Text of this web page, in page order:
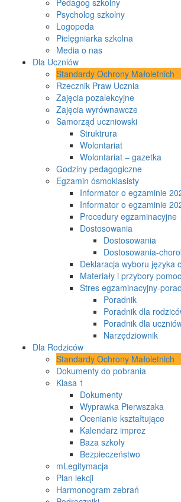
Psycholog szkolny
Logopeda
Pielęgniarka szkolna
Media o nas
Dla Uczniów
Standardy Ochrony Małoletnich
Rzecznik Praw Ucznia
Zajęcia pozalekcyjne
Zajęcia wyrównawcze
Samorząd uczniowski
Struktrura
Wolontariat
Wolontariat – gazetka
Godziny pedagogiczne
Egzamin ósmoklasisty
Informator o egzaminie
Informator o egzaminie
Procedury egzaminacyjne
Dostosowania
Dostosowania
Dostosowania-
Deklaracja wyboru języka
Materiały i przybory
Stres egzaminacyjny-
Poradnik
Poradnik dla
Poradnik dla
Narzędziownik
Dla Rodziców
Standardy Ochrony Małoletnich
Dokumenty do pobrania
Klasa 1
Dokumenty
Wyprawka Pierwszaka
Ocenianie kształtujące
Kalendarz imprez
Baza szkoły
Bezpieczeństwo
mLegitymacja
Plan lekcji
Harmonogram zebrań